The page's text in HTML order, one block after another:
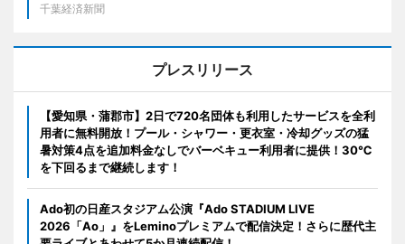
千葉経済新聞
プレスリリース
【愛知県・蒲郡市】2日で720名団体も利用したサービスを全利
用者に無料開放！プール・シャワー・更衣室・冷却グッズの猛
暑対策4点を追加料金なしでバーベキュー利用者に提供！30℃
を下回るまで継続します！
Ado初の日産スタジアム公演『Ado STADIUM LIVE
2026「Ao」』をLeminoプレミアムで配信決定！さらに歴代主